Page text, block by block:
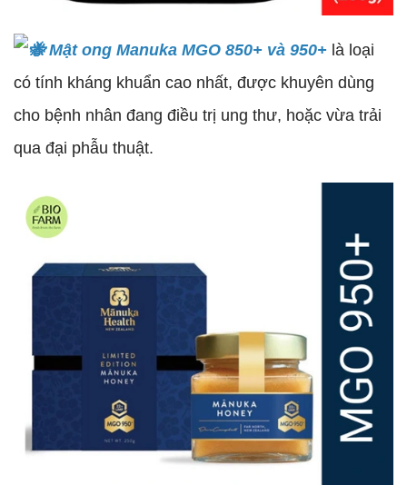
Mật ong Manuka MGO 850+ và 950+ là loại
có tính kháng khuẩn cao nhất, được khuyên dùng
cho bệnh nhân đang điều trị ung thư, hoặc vừa trải
qua đại phẫu thuật.